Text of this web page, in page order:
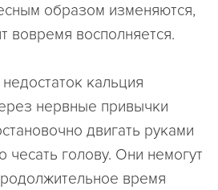
образом изменяются,
вовремя восполняется.
кальция
нервные привычки
двигать руками
чесать голову. Они немогут
время